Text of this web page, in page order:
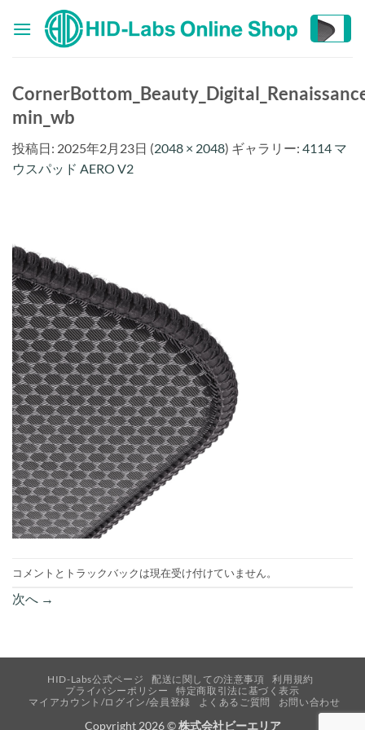
min_wb
投稿日: 2025年2月23日 (2048 × 2048) ギャラリー: 4114 マ
ウスパッド AERO V2
コメントとトラックバックは現在受け付けていません。
次へ →
HID-Labs公式ページ 配送に関しての注意事項
利用規約
プライバシーポリシー
特定商取引法に基づく表示
マイアカウント/ログイン/会員登録
よくあるご質問 お問い合わせ
Copyright 2026 ©株式会社ビーエリア